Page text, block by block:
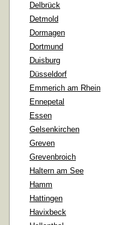
Delbrück
Detmold
Dormagen
Dortmund
Duisburg
Düsseldorf
Emmerich am Rhein
Ennepetal
Essen
Gelsenkirchen
Greven
Grevenbroich
Haltern am See
Hamm
Hattingen
Havixbeck